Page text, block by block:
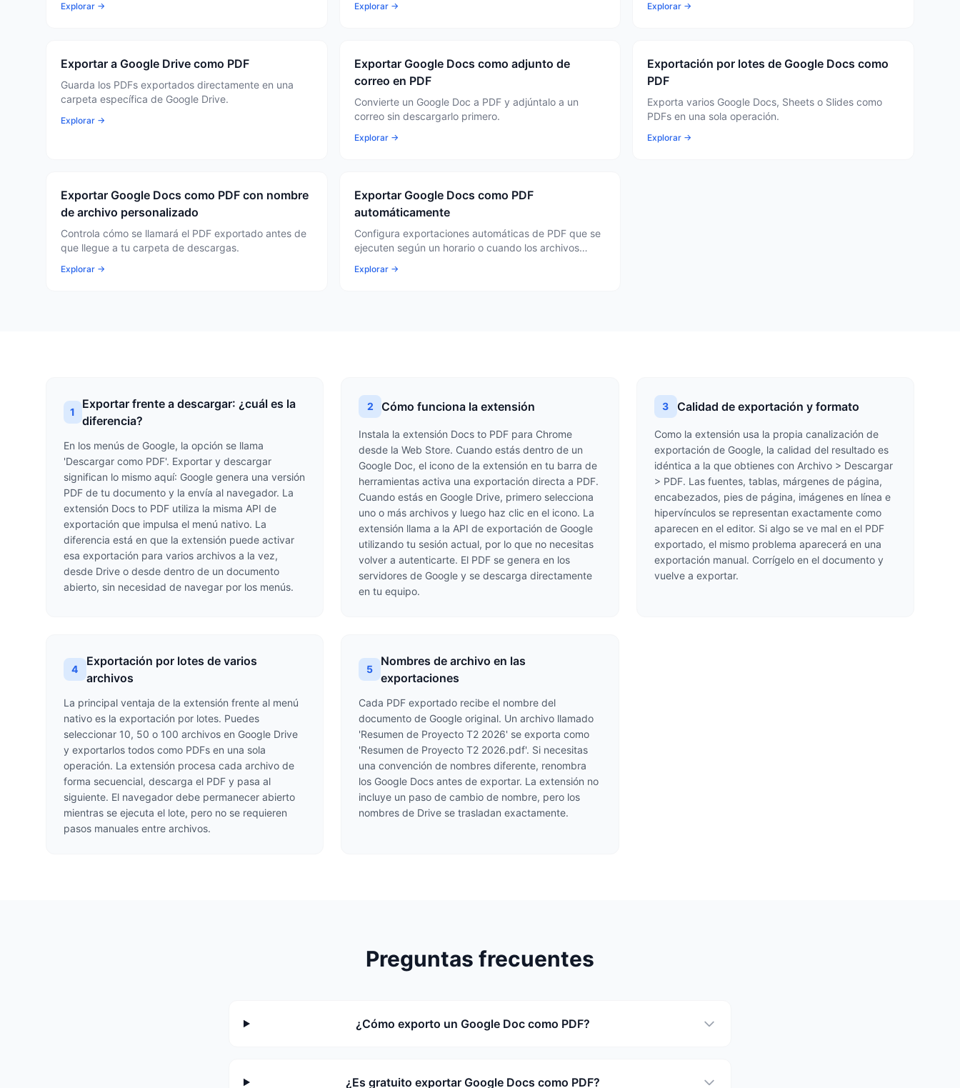
Explorar → Explorar → Explorar →
Exportar a Google Drive como PDF
Guarda los PDFs exportados directamente en una
carpeta específica de Google Drive.
Explorar →
Exportar Google Docs como adjunto de
correo en PDF
Convierte un Google Doc a PDF y adjúntalo a un
correo sin descargarlo primero.
Explorar →
Exportación por lotes de Google Docs como
PDF
Exporta varios Google Docs, Sheets o Slides como
PDFs en una sola operación.
Explorar →
Exportar Google Docs como PDF con nombre
de archivo personalizado
Controla cómo se llamará el PDF exportado antes de
que llegue a tu carpeta de descargas.
Explorar →
Exportar Google Docs como PDF
automáticamente
Configura exportaciones automáticas de PDF que se
ejecuten según un horario o cuando los archivos
Explorar →
1
Exportar frente a descargar: ¿cuál es la
diferencia?
En los menús de Google, la opción se llama
'Descargar como PDF'. Exportar y descargar
significan lo mismo aquí: Google genera una versión
PDF de tu documento y la envía al navegador. La
extensión Docs to PDF utiliza la misma API de
exportación que impulsa el menú nativo. La
diferencia está en que la extensión puede activar
esa exportación para varios archivos a la vez,
desde Drive o desde dentro de un documento
abierto, sin necesidad de navegar por los menús.
2 Cómo funciona la extensión
Instala la extensión Docs to PDF para Chrome
desde la Web Store. Cuando estás dentro de un
Google Doc, el icono de la extensión en tu barra de
herramientas activa una exportación directa a PDF.
Cuando estás en Google Drive, primero selecciona
uno o más archivos y luego haz clic en el icono. La
extensión llama a la API de exportación de Google
utilizando tu sesión actual, por lo que no necesitas
volver a autenticarte. El PDF se genera en los
servidores de Google y se descarga directamente
en tu equipo.
3 Calidad de exportación y formato
Como la extensión usa la propia canalización de
exportación de Google, la calidad del resultado es
idéntica a la que obtienes con Archivo > Descargar
> PDF. Las fuentes, tablas, márgenes de página,
encabezados, pies de página, imágenes en línea e
hipervínculos se representan exactamente como
aparecen en el editor. Si algo se ve mal en el PDF
exportado, el mismo problema aparecerá en una
exportación manual. Corrígelo en el documento y
vuelve a exportar.
4
Exportación por lotes de varios
archivos
La principal ventaja de la extensión frente al menú
nativo es la exportación por lotes. Puedes
seleccionar 10, 50 o 100 archivos en Google Drive
y exportarlos todos como PDFs en una sola
operación. La extensión procesa cada archivo de
forma secuencial, descarga el PDF y pasa al
siguiente. El navegador debe permanecer abierto
mientras se ejecuta el lote, pero no se requieren
pasos manuales entre archivos.
5
Nombres de archivo en las
exportaciones
Cada PDF exportado recibe el nombre del
documento de Google original. Un archivo llamado
'Resumen de Proyecto T2 2026' se exporta como
'Resumen de Proyecto T2 2026.pdf'. Si necesitas
una convención de nombres diferente, renombra
los Google Docs antes de exportar. La extensión no
incluye un paso de cambio de nombre, pero los
nombres de Drive se trasladan exactamente.
Preguntas frecuentes
¿Cómo exporto un Google Doc como PDF?
¿Es gratuito exportar Google Docs como PDF?